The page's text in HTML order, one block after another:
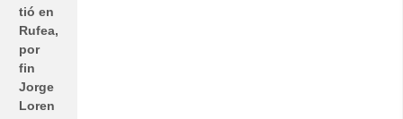
tió en
Rufea,
por
fin
Jorge
Loren